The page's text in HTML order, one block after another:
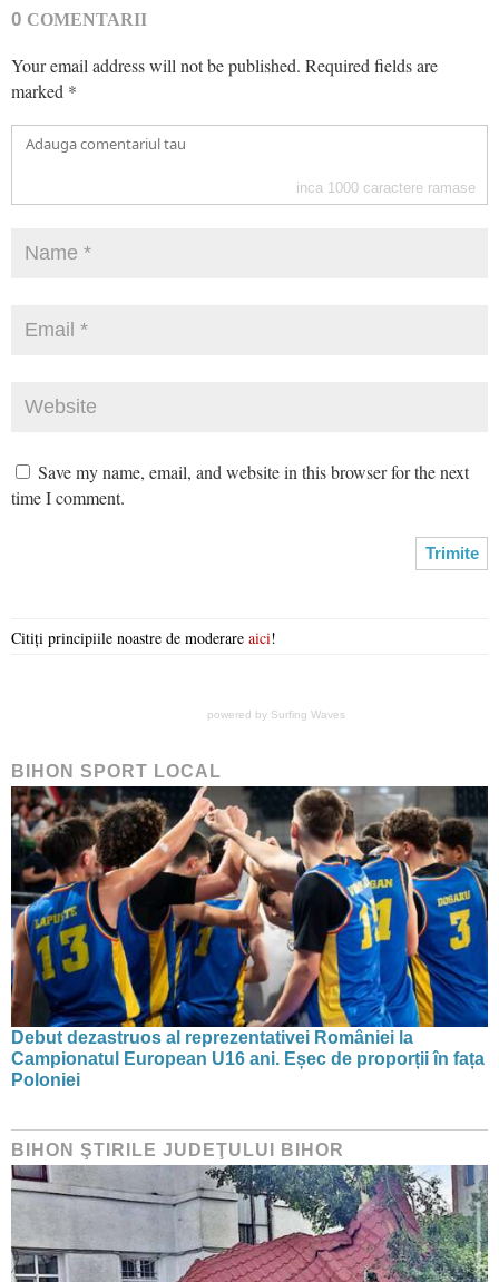
0 COMENTARII
Your email address will not be published. Required fields are
marked *
inca 1000 caractere ramase
Save my name, email, and website in this browser for the next
time I comment.
Citiți principiile noastre de moderare aici!
powered by Surfing Waves
BIHON SPORT LOCAL
Debut dezastruos al reprezentativei României la
Campionatul European U16 ani. Eșec de proporții în fața
Poloniei
BIHON ŞTIRILE JUDEŢULUI BIHOR